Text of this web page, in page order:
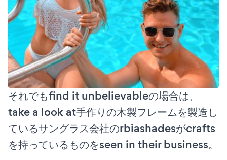
それでもfind it unbelievableの場合は、
take a look at手作りの木製フレームを製造し
ているサングラス会社のrbiashadesがcrafts
を持っているものをseen in their business。